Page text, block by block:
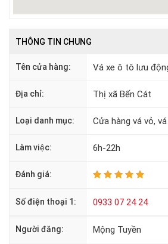
THÔNG TIN CHUNG
Tên cửa hàng: Vá xe ô tô lưu
Địa chỉ: Thị xã Bến Cát
Loại danh mục: Cửa hàng vá vỏ,
Làm việc: 6h-22h
Đánh giá:
Số điện thoại 1: 0933 07 24 24
Người đăng: Mộng Tuyền